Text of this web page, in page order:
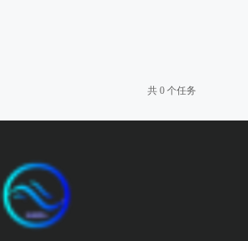
共 0 个任务